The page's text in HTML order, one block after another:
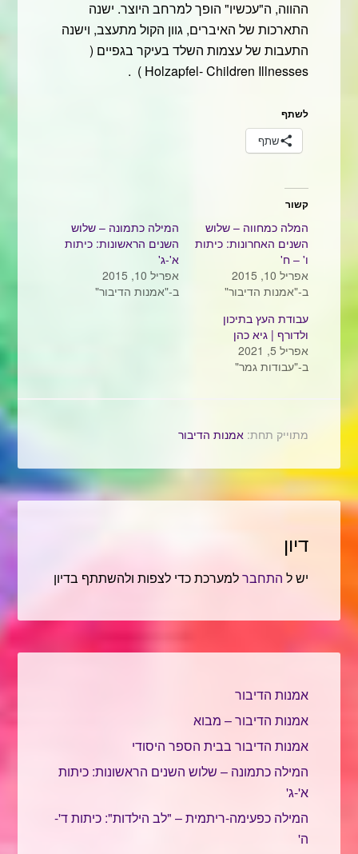
ההווה, ה"עכשיו" הופך למרחב היוצר. ישנה
התארכות של האיברים, גוון הקול מתעצב, וישנה
התעבות של עצמות השלד בעיקר בגפיים (
Holzapfel- Children Illnesses ) .
לשתף
שתף
קשור
המלה כמחווה – שלוש
השנים האחרונות: כיתות
ו' – ח'
אפריל 10, 2015
ב-"אמנות הדיבור"
המילה כתמונה – שלוש
השנים הראשונות: כיתות
א'-ג'
אפריל 10, 2015
ב-"אמנות הדיבור"
עבודת העץ בתיכון
ולדורף | גיא כהן
אפריל 5, 2021
ב-"עבודות גמר"
מתוייק תחת:אמנות הדיבור
דיון
יש ל התחברלמערכת כדי לצפות ולהשתתף בדיון
אמנות הדיבור
אמנות הדיבור – מבוא
אמנות הדיבור בבית הספר היסודי
המילה כתמונה – שלוש השנים הראשונות: כיתות
א'-ג'
המילה כפעימה-ריתמית – "לב הילדות": כיתות ד'-
ה'